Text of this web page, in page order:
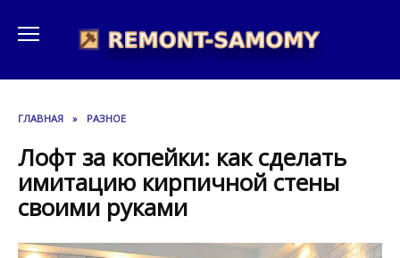
содержанию
ГЛАВНАЯ » РАЗНОЕ
Лофт за копейки: как сделать
имитацию кирпичной стены
своими руками